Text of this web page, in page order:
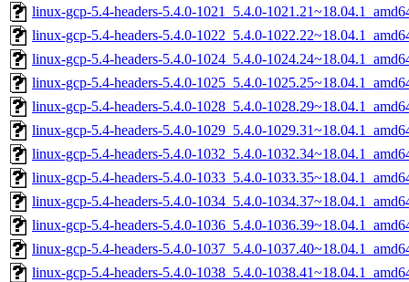
linux-gcp-5.4-headers-5.4.0-1021_5.4.0-
linux-gcp-5.4-headers-5.4.0-1022_5.4.0-
linux-gcp-5.4-headers-5.4.0-1024_5.4.0-
linux-gcp-5.4-headers-5.4.0-1025_5.4.0-
linux-gcp-5.4-headers-5.4.0-1028_5.4.0-
linux-gcp-5.4-headers-5.4.0-1029_5.4.0-
linux-gcp-5.4-headers-5.4.0-1032_5.4.0-
linux-gcp-5.4-headers-5.4.0-1033_5.4.0-
linux-gcp-5.4-headers-5.4.0-1034_5.4.0-
linux-gcp-5.4-headers-5.4.0-1036_5.4.0-
linux-gcp-5.4-headers-5.4.0-1037_5.4.0-
linux-gcp-5.4-headers-5.4.0-1038_5.4.0-